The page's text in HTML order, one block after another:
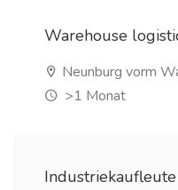
Warehouse
Neunburg vorm
>1 Monat
Industriekaufleute